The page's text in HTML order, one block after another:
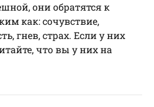
они обратятся к
как: сочувствие,
гнев, страх. Если у них
что вы у них на